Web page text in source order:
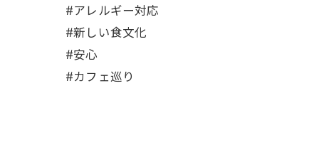
#アレルギー対応
#新しい食文化
#安心
#カフェ巡り